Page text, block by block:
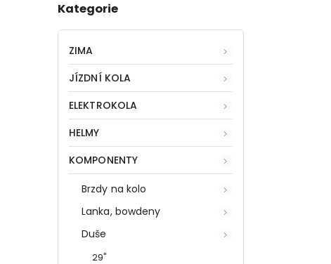
Kategorie
ZIMA
JÍZDNÍ KOLA
ELEKTROKOLA
HELMY
KOMPONENTY
Brzdy na kolo
Lanka, bowdeny
Duše
29"